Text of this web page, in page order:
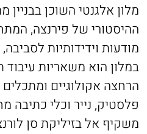
ההיסטורי של פירנצה,
מודעות וידידותיות
במלון הוא משאריות עיבוד
הרחצה אקולוגיים
פלסטיק, נייר וכלי כתיבה
משקיף אל בזיליקת סן